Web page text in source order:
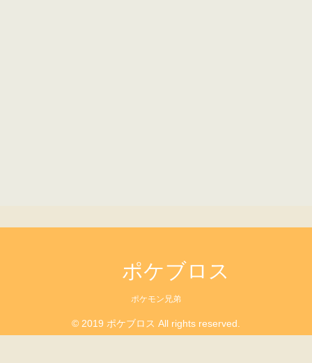
ポケブロス
ポケモン兄弟
© 2019 ポケブロス All rights reserved.